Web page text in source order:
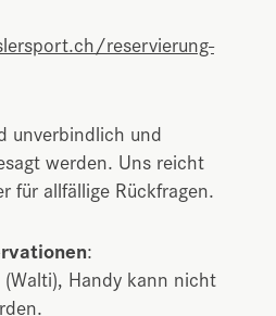
reservierung-
unverbindlich und
werden. Uns reicht
für allfällige Rückfragen.
:
Handy kann nicht